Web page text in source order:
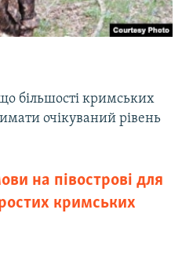
більшості кримських
очікуваний рівень
на півострові для
кримських